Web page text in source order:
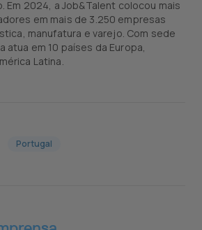
Em 2024, a Job&Talent colocou mais
em mais de 3.250 empresas
manufatura e varejo. Com sede
atua em 10 países da Europa,
Latina.
Portugal